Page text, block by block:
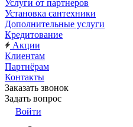
Услуги от партнеров
Установка сантехники
Дополнительные услуги
Кредитование
Акции
Клиентам
Партнёрам
Контакты
Заказать звонок
Задать вопрос
Войти